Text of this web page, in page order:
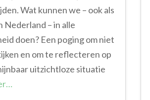
Wat kunnen we – ook als
Nederland – in alle
doen? Een poging om niet
en om te reflecteren op
uitzichtloze situatie